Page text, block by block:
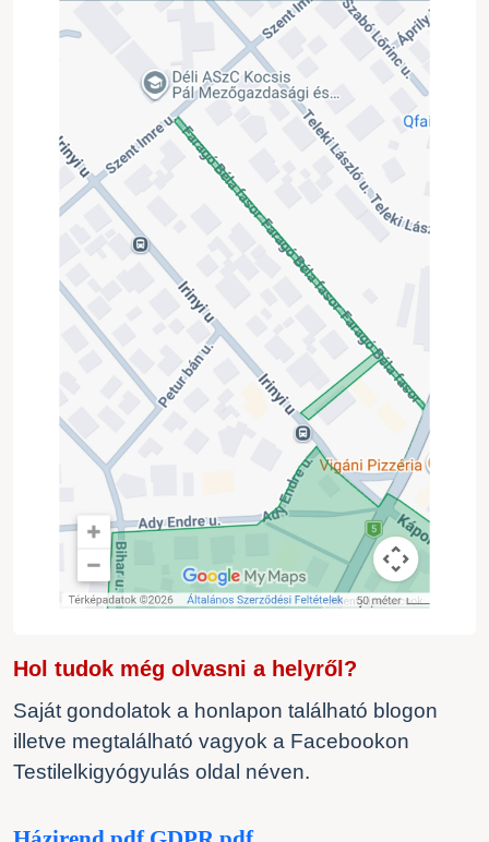
Hol tudok még olvasni a helyről?
Saját gondolatok a honlapon található blogon
illetve megtalálható vagyok a Facebookon
Testilelkigyógyulás oldal néven.